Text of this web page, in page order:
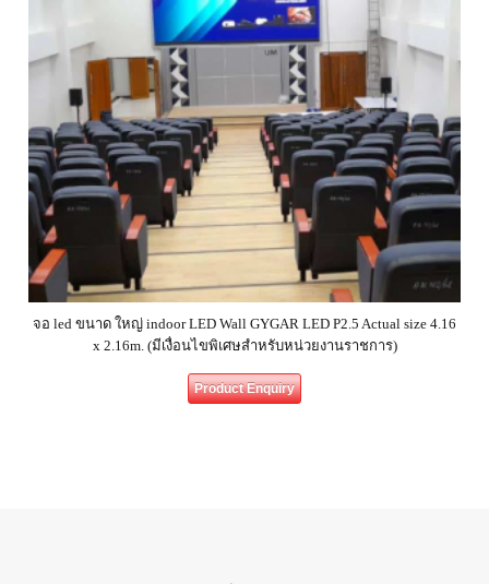
จอ led ขนาด ใหญ่ indoor LED Wall GYGAR LED P2.5 Actual size 4.16
x 2.16m. (มีเงื่อนไขพิเศษสำหรับหน่วยงานราชการ)
Product Enquiry